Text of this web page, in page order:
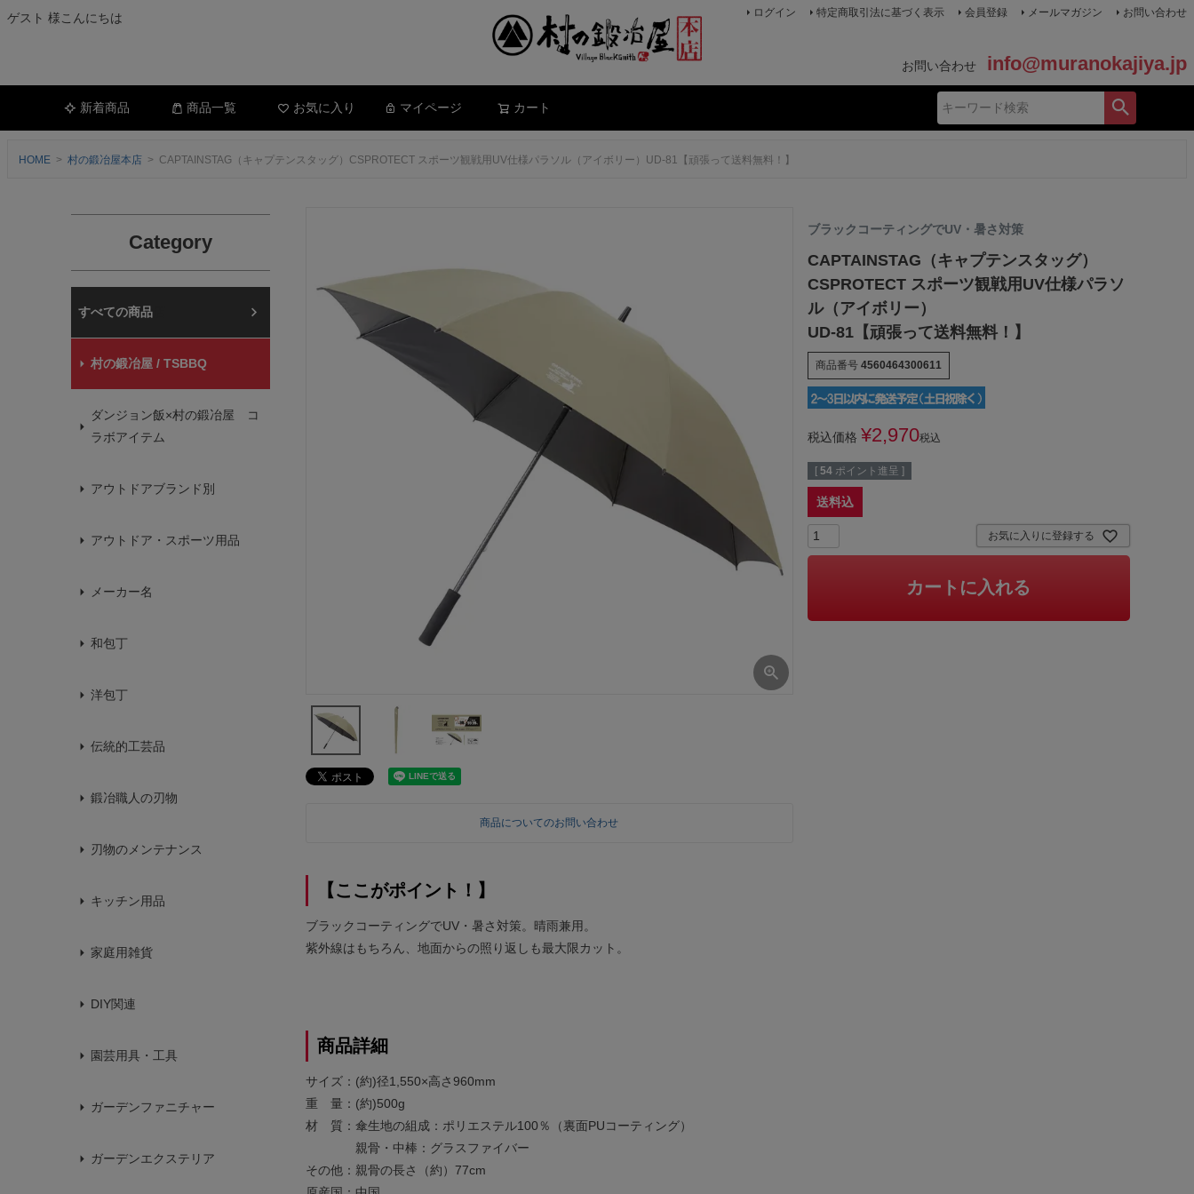
ゲスト 様こんにちは ログイン 特定商取引法に基づく表示 会員登録 メールマガジン お問い合わせ
お問い合わせ info@muranokajiya.jp
新着商品 商品一覧 お気に入り マイページ カート
HOME 村の鍛冶屋本店 CAPTAINSTAG（キャプテンスタッグ）CSPROTECT スポーツ観戦用UV仕様パラソル（アイボリー）UD-81【頑張って送料無料！】
Category
村の鍛冶屋本店
村の鍛冶屋 / TSBBQ
ダンジョン飯×村の鍛冶屋 コ
ラボアイテム
アウトドアブランド別
アウトドア・スポーツ用品
メーカー名
和包丁
洋包丁
伝統的工芸品
鍛冶職人の刃物
刃物のメンテナンス
キッチン用品
家庭用雑貨
DIY関連
園芸用具・工具
ガーデンファニチャー
ガーデンエクステリア
商品についてのお問い合わせ
ブラックコーティングでUV・暑さ対策
CAPTAINSTAG（キャプテンスタッグ）
CSPROTECT スポーツ観戦用UV仕様パラソ
ル（アイボリー）
UD-81【頑張って送料無料！】
商品番号 4560464300611
税込価格 ¥2,970税込
[ 54 ポイント進呈 ]
送料込
お気に入りに登録する
カートに入れる
【ここがポイント！】
ブラックコーティングでUV・暑さ対策。晴雨兼用。
紫外線はもちろん、地面からの照り返しも最大限カット。
商品詳細
サイズ：(約)径1,550×高さ960mm
重 量：(約)500g
材 質：傘生地の組成：ポリエステル100％（裏面PUコーティング）
親骨・中棒：グラスファイバー
その他：親骨の長さ（約）77cm